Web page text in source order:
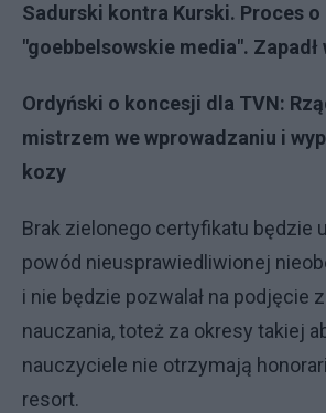
Sadurski kontra Kurski. Proces o
"goebbelsowskie media". Zapadł
Ordyński o koncesji dla TVN:
mistrzem we wprowadzaniu i
kozy
Brak zielonego certyfikatu będzie
powód nieusprawiedliwionej
i nie będzie pozwalał na podjęcie
nauczania, toteż za okresy takiej
nauczyciele nie otrzymają
resort.